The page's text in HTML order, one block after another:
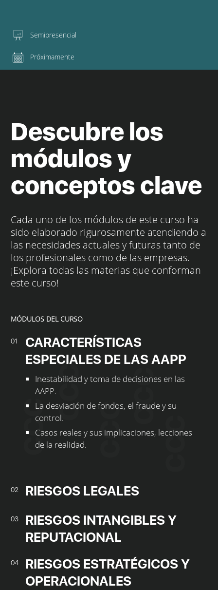
Semipresencial
Próximamente
Descubre los
módulos y
conceptos clave
Cada uno de los módulos de este curso ha
sido elaborado rigurosamente atendiendo a
las necesidades actuales y futuras tanto de
los profesionales como de las empresas.
¡Explora todas las materias que conforman
este curso!
MÓDULOS DEL CURSO
01
CARACTERÍSTICAS
ESPECIALES DE LAS AAPP
Inestabilidad y toma de decisiones en las
AAPP.
La desviación de fondos, el fraude y su
control.
Casos reales y sus implicaciones, lecciones
de la realidad.
02 RIESGOS LEGALES
03
RIESGOS INTANGIBLES Y
REPUTACIONAL
04
RIESGOS ESTRATÉGICOS Y
OPERACIONALES